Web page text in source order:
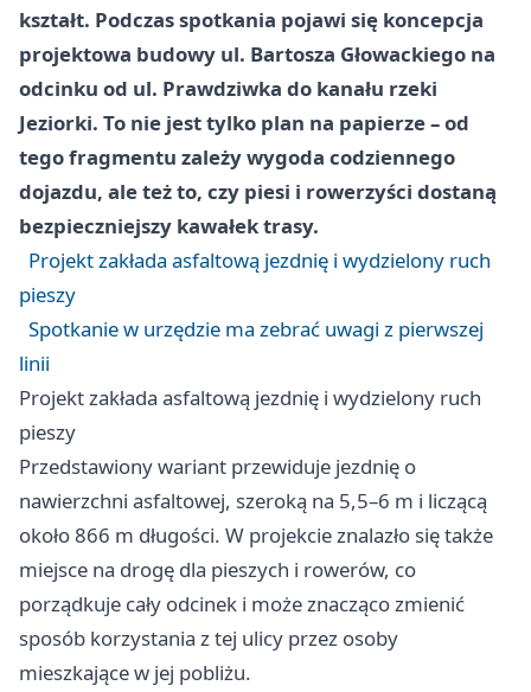
kształt. Podczas spotkania pojawi się koncepcja
projektowa budowy ul. Bartosza Głowackiego na
odcinku od ul. Prawdziwka do kanału rzeki
Jeziorki. To nie jest tylko plan na papierze – od
tego fragmentu zależy wygoda codziennego
dojazdu, ale też to, czy piesi i rowerzyści dostaną
bezpieczniejszy kawałek trasy.
Projekt zakłada asfaltową jezdnię i wydzielony ruch
pieszy
Spotkanie w urzędzie ma zebrać uwagi z pierwszej
linii
Projekt zakłada asfaltową jezdnię i wydzielony ruch
pieszy
Przedstawiony wariant przewiduje jezdnię o
nawierzchni asfaltowej, szeroką na 5,5–6 m i liczącą
około 866 m długości. W projekcie znalazło się także
miejsce na drogę dla pieszych i rowerów, co
porządkuje cały odcinek i może znacząco zmienić
sposób korzystania z tej ulicy przez osoby
mieszkające w jej pobliżu.